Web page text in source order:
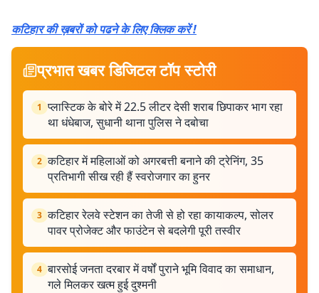
कटिहार की ख़बरों को पढने के लिए क्लिक करें !
प्रभात खबर डिजिटल टॉप स्टोरी
1 प्लास्टिक के बोरे में 22.5 लीटर देसी शराब छिपाकर भाग रहा
था धंधेबाज, सुधानी थाना पुलिस ने दबोचा
2 कटिहार में महिलाओं को अगरबत्ती बनाने की ट्रेनिंग, 35
प्रतिभागी सीख रही हैं स्वरोजगार का हुनर
3 कटिहार रेलवे स्टेशन का तेजी से हो रहा कायाकल्प, सोलर
पावर प्रोजेक्ट और फाउंटेन से बदलेगी पूरी तस्वीर
4 बारसोई जनता दरबार में वर्षों पुराने भूमि विवाद का समाधान,
गले मिलकर खत्म हुई दुश्मनी